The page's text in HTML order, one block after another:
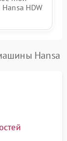
HDW
Hansa